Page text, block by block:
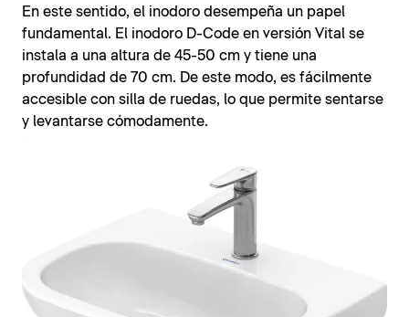
En este sentido, el inodoro desempeña un papel
fundamental. El inodoro D-Code en versión Vital se
instala a una altura de 45-50 cm y tiene una
profundidad de 70 cm. De este modo, es fácilmente
accesible con silla de ruedas, lo que permite sentarse
y levantarse cómodamente.